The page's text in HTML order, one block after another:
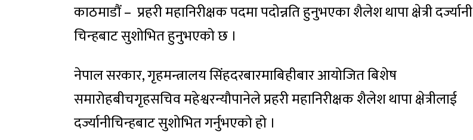
काठमाडौं – प्रहरी महानिरीक्षक पदमा पदोन्नति हुनुभएका शैलेश थापा क्षेत्री दर्ज्यानी
चिन्हबाट सुशोभित हुनुभएको छ ।
नेपाल सरकार, गृहमन्त्रालय सिंहदरबारमाबिहीबार आयोजित बिशेष
समारोहबीचगृहसचिव महेश्वरन्यौपानेले प्रहरी महानिरीक्षक शैलेश थापा क्षेत्रीलाई
दर्ज्यानीचिन्हबाट सुशोभित गर्नुभएको हो ।